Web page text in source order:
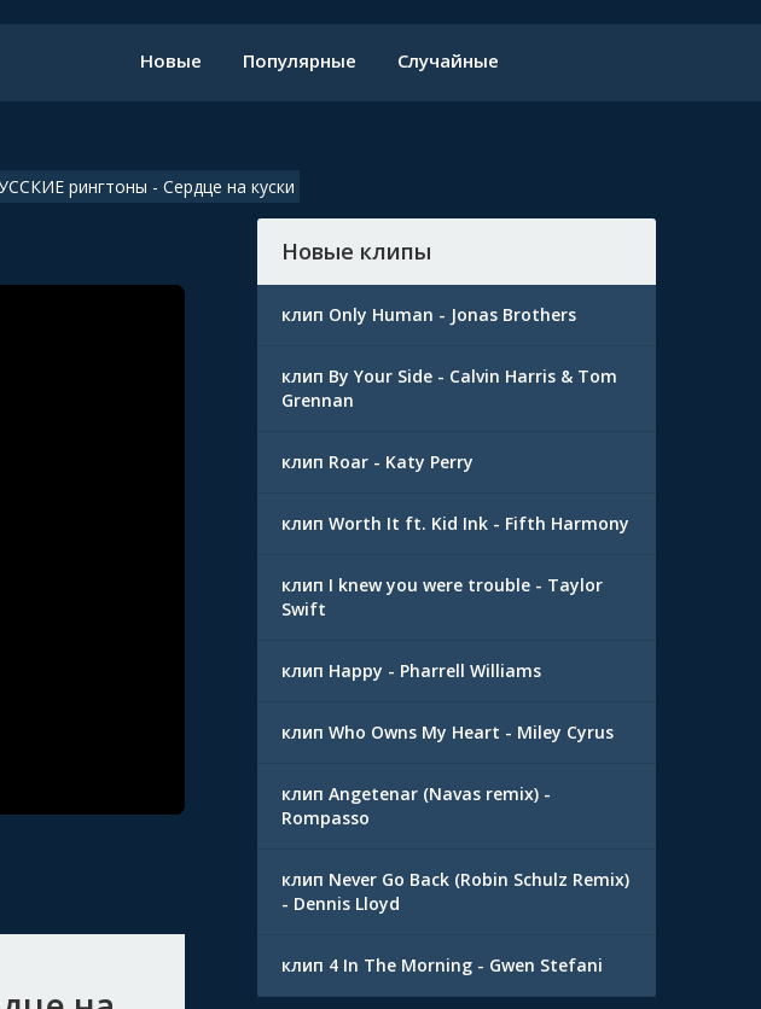
Новые Популярные Случайные
рингтоны - Сердце на куски
Новые клипы
клип Only Human - Jonas Brothers
клип By Your Side - Calvin Harris & Tom
Grennan
клип Roar - Katy Perry
клип Worth It ft. Kid Ink - Fifth Harmony
клип I knew you were trouble - Taylor
Swift
клип Happy - Pharrell Williams
клип Who Owns My Heart - Miley Cyrus
клип Angetenar (Navas remix) -
Rompasso
клип Never Go Back (Robin Schulz Remix)
- Dennis Lloyd
клип 4 In The Morning - Gwen Stefani